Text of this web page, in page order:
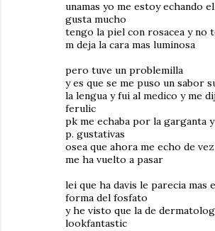
unamas yo me estoy echando
gusta mucho
tengo la piel con rosacea y no
m deja la cara mas luminosa
pero tuve un problemilla
y es que se me puso un sabor
la lengua y fui al medico y me
ferulic
pk me echaba por la garganta
p. gustativas
osea que ahora me echo de
me ha vuelto a pasar
lei que ha davis le parecia mas
forma del fosfato
y he visto que la de
lookfantastic